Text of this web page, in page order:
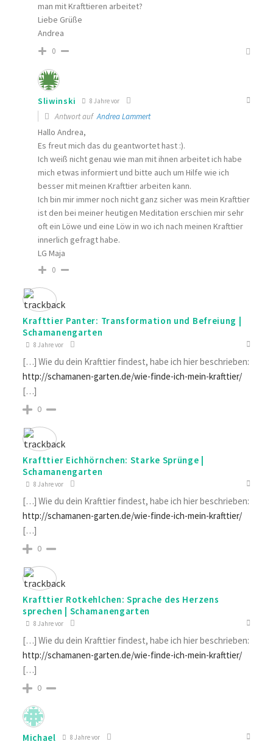
man mit Krafttieren arbeitet?
Liebe Grüße
Andrea
0
Sliwinski 8 Jahre vor
Antwort aufAndrea Lammert
Hallo Andrea,
Es freut mich das du geantwortet hast :).
Ich weiß nicht genau wie man mit ihnen arbeitet ich habe
mich etwas informiert und bitte auch um Hilfe wie ich
besser mit meinen Krafttier arbeiten kann.
Ich bin mir immer noch nicht ganz sicher was mein Krafttier
ist den bei meiner heutigen Meditation erschien mir sehr
oft ein Löwe und eine Löw in wo ich nach meinen Krafttier
innerlich gefragt habe.
LG Maja
0
Krafttier Panter: Transformation und Befreiung |
Schamanengarten
8 Jahre vor
[…] Wie du dein Krafttier findest, habe ich hier beschrieben:
http://schamanen-garten.de/wie-finde-ich-mein-krafttier/
[…]
0
Krafttier Eichhörnchen: Starke Sprünge |
Schamanengarten
8 Jahre vor
[…] Wie du dein Krafttier findest, habe ich hier beschrieben:
http://schamanen-garten.de/wie-finde-ich-mein-krafttier/
[…]
0
Krafttier Rotkehlchen: Sprache des Herzens
sprechen | Schamanengarten
8 Jahre vor
[…] Wie du dein Krafttier findest, habe ich hier beschrieben:
http://schamanen-garten.de/wie-finde-ich-mein-krafttier/
[…]
0
Michael 8 Jahre vor